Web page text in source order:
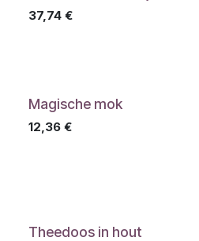
37,74€
Magische mok
12,36€
Theedoos in hout